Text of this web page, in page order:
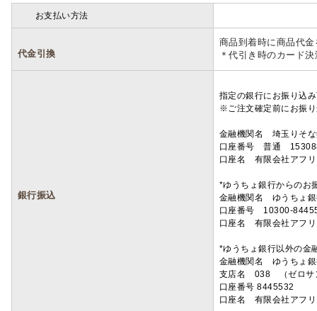
お支払い方法
代金引換
商品到着時に商品代
＊代引き時のカード
銀行振込
指定の銀行にお振り込
※ご注文確定前にお振
金融機関名 埼玉りそ
口座番号 普通
口座名 有限会社アフ
*ゆうちょ銀行からのお
金融機関名 ゆうちょ
口座番号 10300-
口座名 有限会社アフ
*ゆうちょ銀行以外の金
金融機関名 ゆうちょ
支店名 038 （ゼロサ
口座番号 8445532
口座名 有限会社アフ